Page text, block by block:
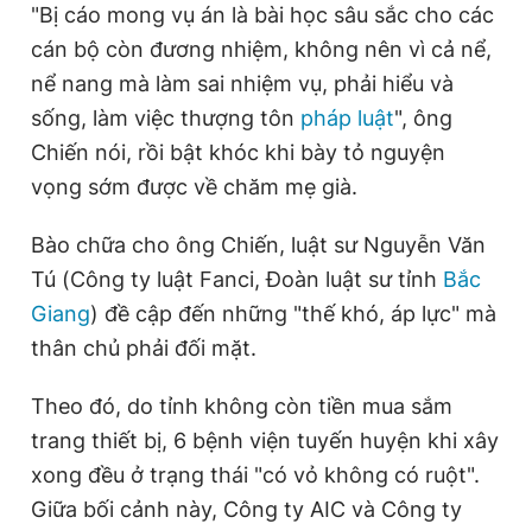
"Bị cáo mong vụ án là bài học sâu sắc cho các
cán bộ còn đương nhiệm, không nên vì cả nể,
nể nang mà làm sai nhiệm vụ, phải hiểu và
sống, làm việc thượng tôn pháp luật", ông
Chiến nói, rồi bật khóc khi bày tỏ nguyện
vọng sớm được về chăm mẹ già.
Bào chữa cho ông Chiến, luật sư Nguyễn Văn
Tú (Công ty luật Fanci, Đoàn luật sư tỉnh Bắc
Giang) đề cập đến những "thế khó, áp lực" mà
thân chủ phải đối mặt.
Theo đó, do tỉnh không còn tiền mua sắm
trang thiết bị, 6 bệnh viện tuyến huyện khi xây
xong đều ở trạng thái "có vỏ không có ruột".
Giữa bối cảnh này, Công ty AIC và Công ty